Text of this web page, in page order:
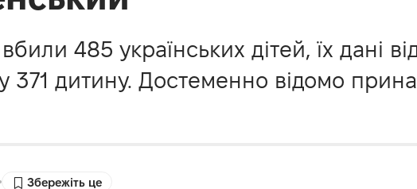
485 українських дітей, їх дані
371 дитину. Достеменно відомо